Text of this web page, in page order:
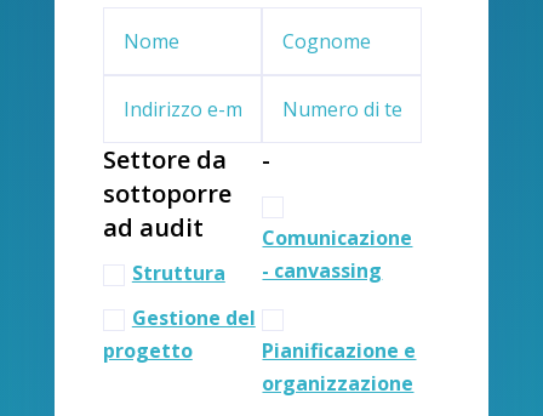
Settore da
sottoporre
ad audit
Struttura
-
Comunicazione
- canvassing
Gestione del
progetto
Pianificazione e
organizzazione